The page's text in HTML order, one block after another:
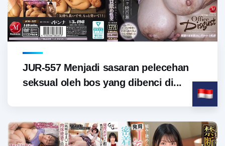
JUR-557 Menjadi sasaran pelecehan
seksual oleh bos yang dibenci di...